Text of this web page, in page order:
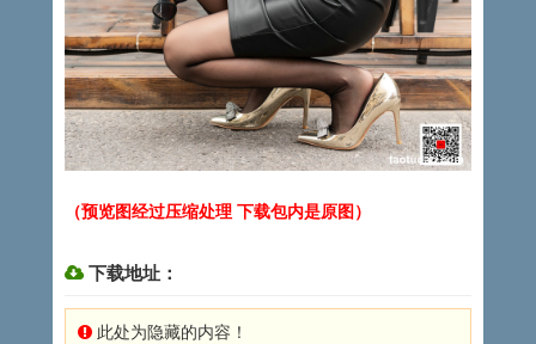
（预览图经过压缩处理 下载包内是原图）
下载地址：
此处为隐藏的内容！